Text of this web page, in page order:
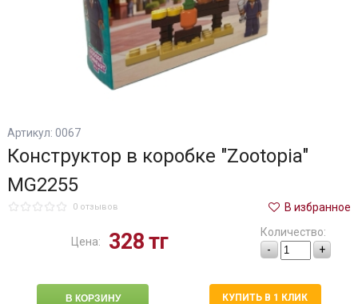
Артикул: 0067
Конструктор в коробке "Zootopia"
MG2255
0 отзывов В избранное
Цена: 328тг
Количество:
-
+
КУПИТЬ В 1 КЛИК